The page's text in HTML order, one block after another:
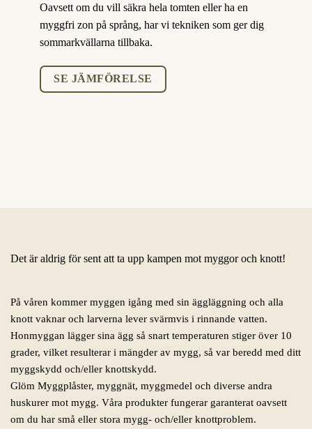
Oavsett om du vill säkra hela tomten eller ha en
myggfri zon på språng, har vi tekniken som ger dig
sommarkvällarna tillbaka.
SE JÄMFÖRELSE
Det är aldrig för sent att ta upp kampen mot myggor och knott!
På våren kommer myggen igång med sin äggläggning och alla
knott vaknar och larverna lever svärmvis i rinnande vatten.
Honmyggan lägger sina ägg så snart temperaturen stiger över 10
grader, vilket resulterar i mängder av mygg, så var beredd med ditt
myggskydd och/eller knottskydd.
Glöm Myggplåster, myggnät, myggmedel och diverse andra
huskurer mot mygg. Våra produkter fungerar garanterat oavsett
om du har små eller stora mygg- och/eller knottproblem.